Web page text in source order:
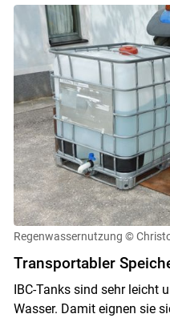
Regenwassernutzung ©
Transportabler
IBC-Tanks sind sehr leicht
Wasser. Damit eignen sie